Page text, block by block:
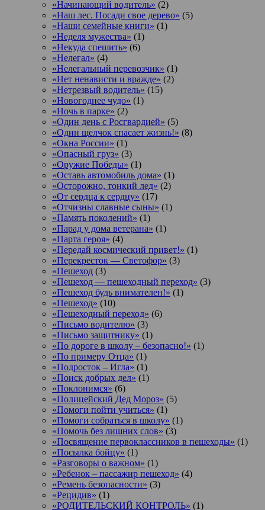
«Начинающий водитель» (2)
«Наш лес. Посади свое дерево» (5)
«Наши семейные книги» (1)
«Неделя мужества» (1)
«Некуда спешить» (6)
«Нелегал» (4)
«Нелегальный перевозчик» (1)
«Нет ненависти и вражде» (2)
«Нетрезвый водитель» (15)
«Новогоднее чудо» (1)
«Ночь в парке» (2)
«Один день с Росгвардией» (5)
«Один щелчок спасает жизнь!» (8)
«Окна России» (1)
«Опасный груз» (3)
«Оружие Победы» (1)
«Оставь автомобиль дома» (1)
«Осторожно, тонкий лед» (2)
«От сердца к сердцу» (17)
«Отчизны славные сыны» (1)
«Память поколений» (1)
«Парад у дома ветерана» (1)
«Парта героя» (4)
«Передай космический привет!» (1)
«Перекресток — Светофор» (3)
«Пешеход (3)
«Пешеход — пешеходный переход» (3)
«Пешеход будь внимателен!» (1)
«Пешеход» (10)
«Пешеходный переход» (6)
«Письмо водителю» (3)
«Письмо защитнику» (1)
«По дороге в школу – безопасно!» (1)
«По примеру Отца» (1)
«Подросток ‒ Игла» (1)
«Поиск добрых дел» (1)
«Поклонимся» (6)
«Полицейский Дед Мороз» (5)
«Помоги пойти учиться» (1)
«Помоги собраться в школу» (1)
«Помочь без лишних слов» (3)
«Посвящение первоклассников в пешеходы» (1)
«Посылка бойцу» (1)
«Разговоры о важном» (1)
«Ребенок – пассажир пешеход» (4)
«Ремень безопасности» (3)
«Рецидив» (1)
«РОДИТЕЛЬСКИЙ КОНТРОЛЬ» (1)